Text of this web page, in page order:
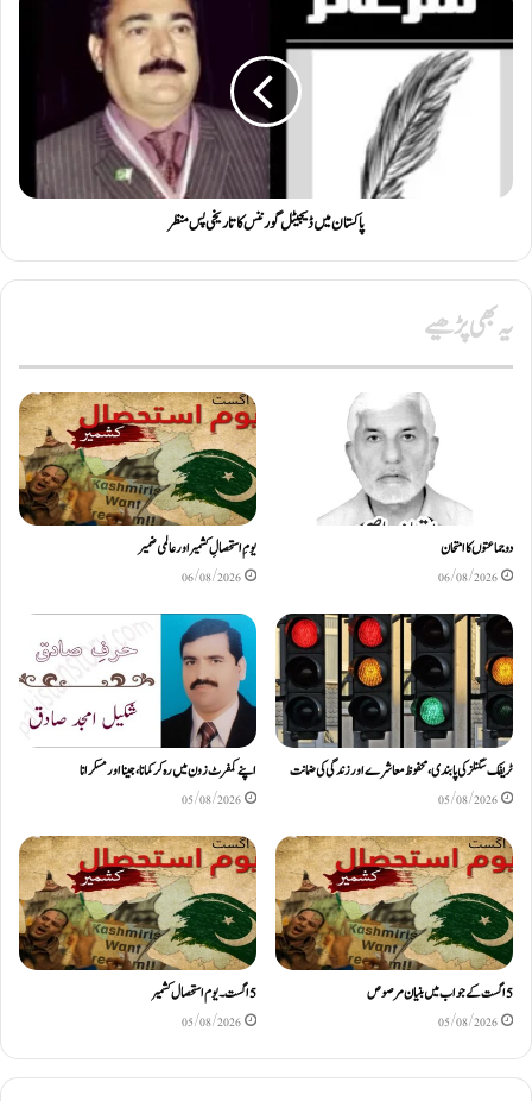
پاکستان میں ڈیجیٹل گورننس کا تاریخی پس منظر
یہ بھی پڑھیے
دو جماعتوں کا امتحان
06/08/2026
یومِ استحصالِ کشمیر اور عالمی ضمیر
06/08/2026
ٹریفک سگنلز کی پابندی، محفوظ معاشرے اور زندگی کی ضمانت
05/08/2026
اپنے کمفرٹ زون میں رہ کر کمانا، جینا اور مسکرانا
05/08/2026
5اگست کے جواب میں بنیان مرصوص
05/08/2026
5اگست۔ یوم استحصال کشمیر
05/08/2026